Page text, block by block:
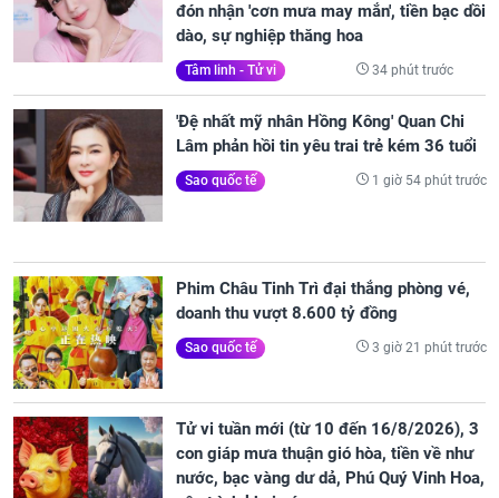
đón nhận 'cơn mưa may mắn', tiền bạc dồi
dào, sự nghiệp thăng hoa
Tâm linh - Tử vi 34 phút trước
'Đệ nhất mỹ nhân Hồng Kông' Quan Chi
Lâm phản hồi tin yêu trai trẻ kém 36 tuổi
Sao quốc tế 1 giờ 54 phút trước
Phim Châu Tinh Trì đại thắng phòng vé,
doanh thu vượt 8.600 tỷ đồng
Sao quốc tế 3 giờ 21 phút trước
Tử vi tuần mới (từ 10 đến 16/8/2026), 3
con giáp mưa thuận gió hòa, tiền về như
nước, bạc vàng dư dả, Phú Quý Vinh Hoa,